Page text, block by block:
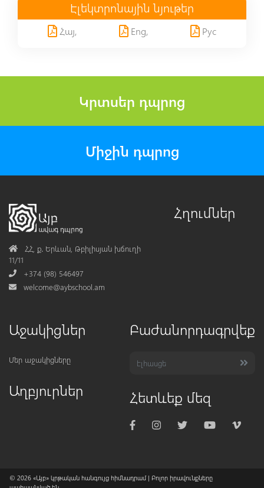
Էլեկտրոնային նյութեր
Հայ, Eng, Рус
Կրտսեր դպրոց
Միջին դպրոց
AddressՀՀ, ք․ Երևան, Թբիլիսյան խճուղի
11/11
Phone+374 (98) 546497
Mail
welcome@aybschool.am
Հղումներ
Աջակիցներ
Մեր աջակիցները
Աղբյուրներ
Բաժանորդագրվեք
Հետևեք մեզ
© 2026 «Այբ» կրթական հանգույց հիմնադրամ| Բոլոր իրավունքները